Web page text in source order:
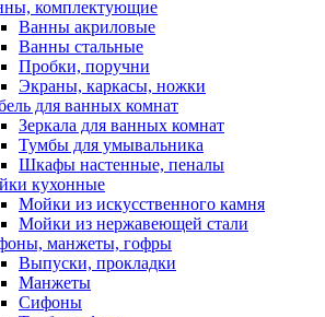
комплектующие
Ванны акриловые
Ванны стальные
Пробки, поручни
Экраны, каркасы, ножки
для ванных комнат
Зеркала для ванных комнат
Тумбы для умывальника
Шкафы настенные, пеналы
кухонные
Мойки из искусственного камня
Мойки из нержавеющей стали
манжеты, гофры
Выпуски, прокладки
Манжеты
Сифоны